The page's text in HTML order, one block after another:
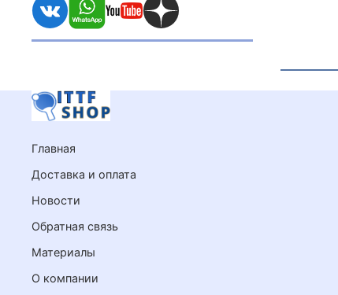
Главная
Доставка и оплата
Новости
Обратная связь
Материалы
О компании